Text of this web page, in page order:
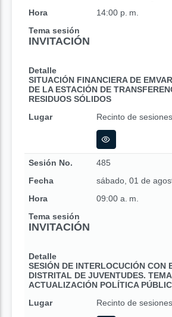
Hora
14:00 p. m.
Tema sesión
INVITACIÓN
Detalle
SITUACIÓN FINANCIERA DE
DE LA ESTACIÓN DE
RESIDUOS SÓLIDOS
Lugar
Recinto de sesiones
Sesión No.
485
Fecha
sábado, 01 de
Hora
09:00 a. m.
Tema sesión
INVITACIÓN
Detalle
SESIÓN DE INTERLOCUCIÓN CON
DISTRITAL DE JUVENTUDES.
ACTUALIZACIÓN POLÍTICA
Lugar
Recinto de sesiones